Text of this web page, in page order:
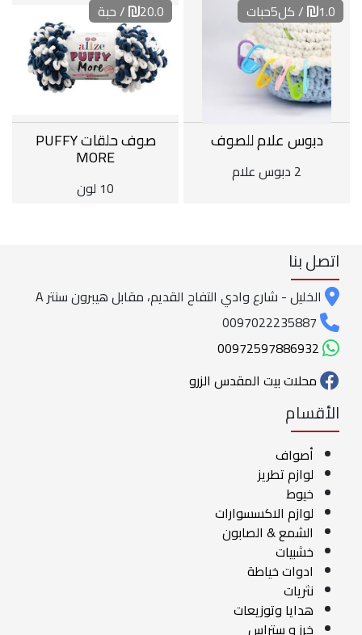
1.0
/ كل5حبات
دبوس علام للصوف
2 دبوس علام
20.0 / حبة
صوف حلقات PUFFY
MORE
10 لون
اتصل بنا
الخليل - شارع وادي التفاح القديم، مقابل هيبرون سنتر A
محلات بيت المقدس الزرو
الأقسام
أصواف
لوازم تطريز
خيوط
لوازم الاكسسوارات
الشمع & الصابون
خشبيات
ادوات خياطة
نثريات
هدايا وتوزيعات
خرز و ستراس